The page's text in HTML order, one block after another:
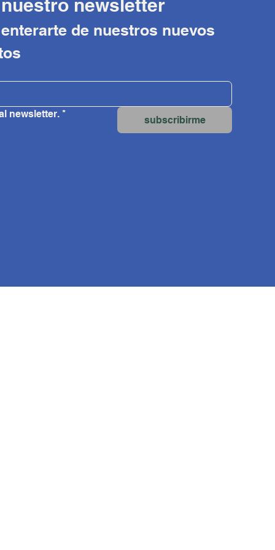
newsletter
de nuestros nuevos
newsletter. *
subscribirme